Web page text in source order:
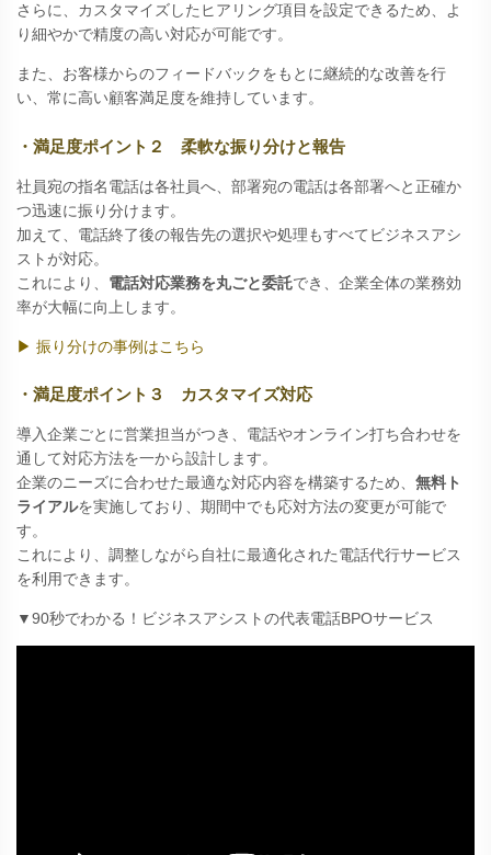
さらに、カスタマイズしたヒアリング項目を設定できるため、よ
り細やかで精度の高い対応が可能です。
また、お客様からのフィードバックをもとに継続的な改善を行
い、常に高い顧客満足度を維持しています。
・満足度ポイント２ 柔軟な振り分けと報告
社員宛の指名電話は各社員へ、部署宛の電話は各部署へと正確か
つ迅速に振り分けます。
加えて、電話終了後の報告先の選択や処理もすべてビジネスアシ
ストが対応。
これにより、 電話対応業務を丸ごと委託でき、企業全体の業務効
率が大幅に向上します。
▶ 振り分けの事例はこちら
・満足度ポイント３ カスタマイズ対応
導入企業ごとに営業担当がつき、電話やオンライン打ち合わせを
通して対応方法を一から設計します。
企業のニーズに合わせた最適な対応内容を構築するため、 無料ト
ライアルを実施しており、期間中でも応対方法の変更が可能で
す。
これにより、調整しながら自社に最適化された電話代行サービス
を利用できます。
▼90秒でわかる！ビジネスアシストの代表電話BPOサービス